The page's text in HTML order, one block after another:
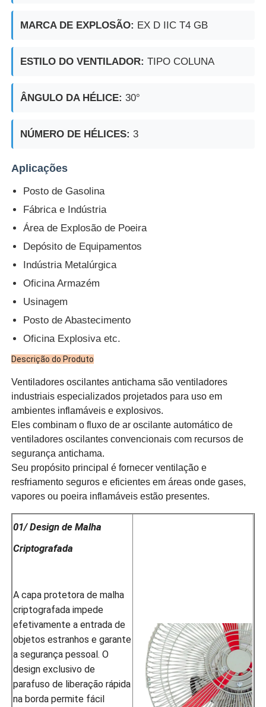
MARCA DE EXPLOSÃO: EX D IIC T4 GB
ESTILO DO VENTILADOR: TIPO COLUNA
ÂNGULO DA HÉLICE: 30°
NÚMERO DE HÉLICES: 3
Aplicações
Posto de Gasolina
Fábrica e Indústria
Área de Explosão de Poeira
Depósito de Equipamentos
Indústria Metalúrgica
Oficina Armazém
Usinagem
Posto de Abastecimento
Oficina Explosiva etc.
Descrição do Produto
Ventiladores oscilantes antichama são ventiladores
industriais especializados projetados para uso em
ambientes inflamáveis e explosivos.
Eles combinam o fluxo de ar oscilante automático de
ventiladores oscilantes convencionais com recursos de
segurança antichama.
Seu propósito principal é fornecer ventilação e
resfriamento seguros e eficientes em áreas onde gases,
vapores ou poeira inflamáveis estão presentes.
01/ Design de Malha
Criptografada
A capa protetora de malha
criptografada impede
efetivamente a entrada de
objetos estranhos e garante
a segurança pessoal. O
design exclusivo de
parafuso de liberação rápida
na borda permite fácil